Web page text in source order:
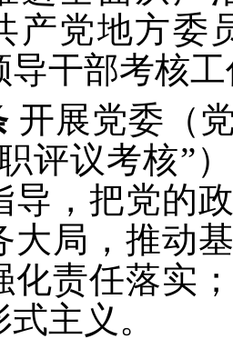
产党地方
导干部考核
开展党委（
评议考核”
导，把党的
大局，推动
化责任落实
主义。